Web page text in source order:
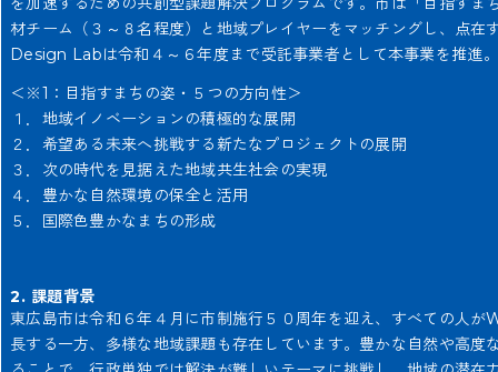
材チーム（３～８名程度）と地域プレイヤーをマッチングし、点
Design Labは令和４～６年度まで受託事業者として本事業を推進
＜※1：目指すまちの姿・５つの方向性＞
１．地域イノベーションの積極的な展開
２．希望ある未来へ挑戦する新たなプロジェクトの展開
３．次の時代を見据えた地域共生社会の実現
４．豊かな自然環境の保全と活用
５．国際色豊かなまちの形成
2. 課題背景
東広島市は令和６年４月に市制施行５０周年を迎え、すべての人
長する一方、多様な地域課題も存在しています。豊かな自然や高